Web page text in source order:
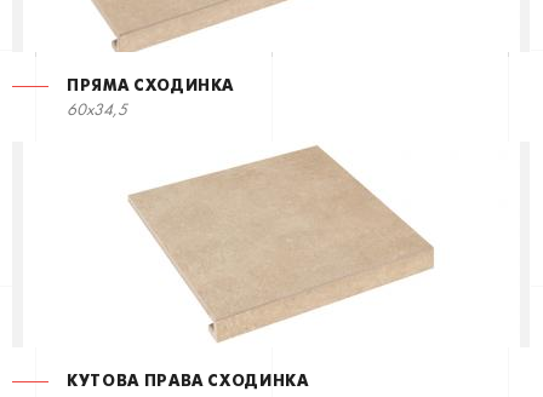
ПРЯМА СХОДИНКА
60x34,5
КУТОВА ПРАВА СХОДИНКА